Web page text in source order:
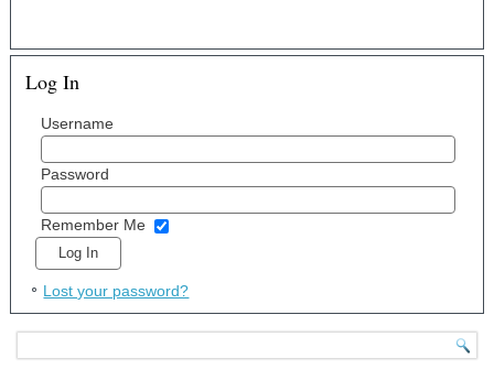
Log In
Username
Password
Remember Me
Lost your password?